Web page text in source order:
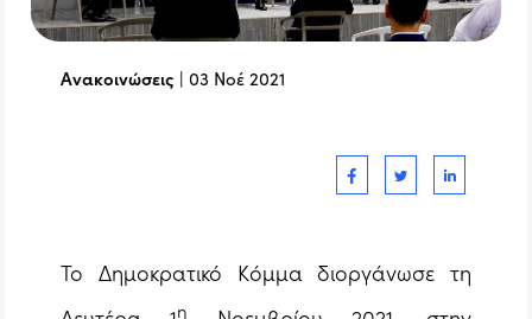
Ανακοινώσεις |03 Νοέ 2021
Το Δημοκρατικό Κόμμα διοργάνωσε τη
η